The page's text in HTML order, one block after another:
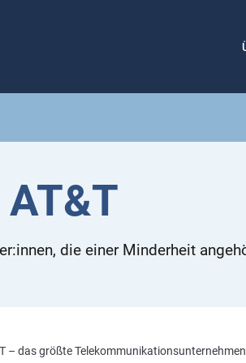
AT&T
die einer Minderheit
– das größte